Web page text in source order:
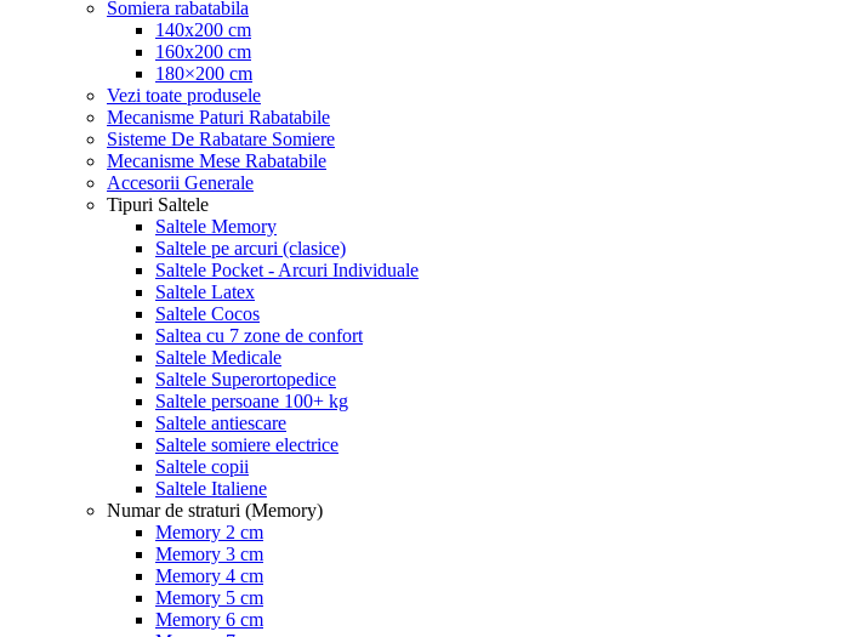
Somiera rabatabila
140x200 cm
160x200 cm
180×200 cm
Vezi toate produsele
Mecanisme Paturi Rabatabile
Sisteme De Rabatare Somiere
Mecanisme Mese Rabatabile
Accesorii Generale
Tipuri Saltele
Saltele Memory
Saltele pe arcuri (clasice)
Saltele Pocket - Arcuri Individuale
Saltele Latex
Saltele Cocos
Saltea cu 7 zone de confort
Saltele Medicale
Saltele Superortopedice
Saltele persoane 100+ kg
Saltele antiescare
Saltele somiere electrice
Saltele copii
Saltele Italiene
Numar de straturi (Memory)
Memory 2 cm
Memory 3 cm
Memory 4 cm
Memory 5 cm
Memory 6 cm